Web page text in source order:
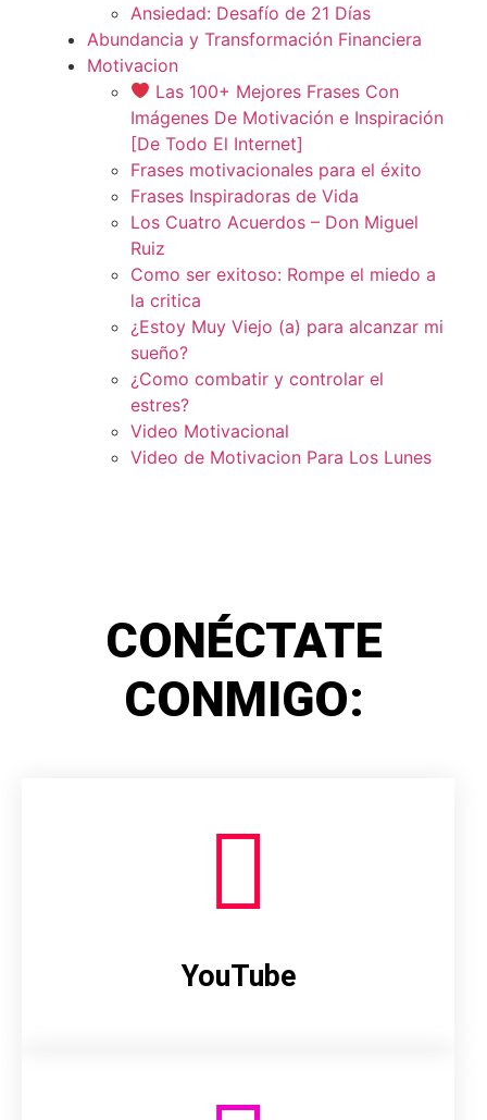
Ansiedad: Desafío de 21 Días
Abundancia y Transformación Financiera
Motivacion
Las 100+ Mejores Frases Con
Imágenes De Motivación e Inspiración
[De Todo El Internet]
Frases motivacionales para el éxito
Frases Inspiradoras de Vida
Los Cuatro Acuerdos – Don Miguel
Ruiz
Como ser exitoso: Rompe el miedo a
la critica
¿Estoy Muy Viejo (a) para alcanzar mi
sueño?
¿Como combatir y controlar el
estres?
Video Motivacional
Video de Motivacion Para Los Lunes
CONÉCTATE
CONMIGO:
YouTube